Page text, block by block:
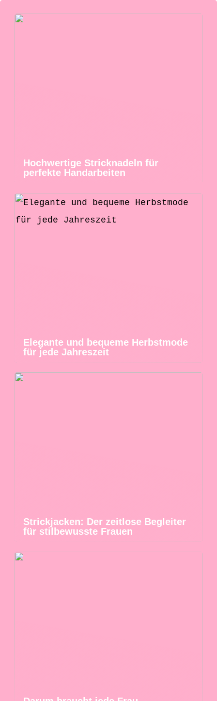
Hochwertige Stricknadeln für
perfekte Handarbeiten
Elegante und bequeme Herbstmode
für jede Jahreszeit
Strickjacken: Der zeitlose Begleiter
für stilbewusste Frauen